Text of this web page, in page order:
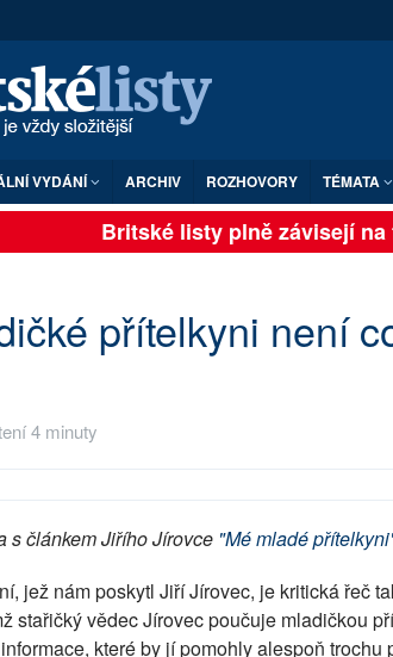
VYDÁNÍ ARCHIV ROZHOVORY TÉMATA
Britské listy plně závisejí na
přítelkyni není
4 minuty
s článkem Jiřího Jírovce "Mé mladé
jež nám poskytl Jiří Jírovec, je kritická řeč
stařičký vědec Jírovec poučuje mladičkou
které by jí pomohly alespoň